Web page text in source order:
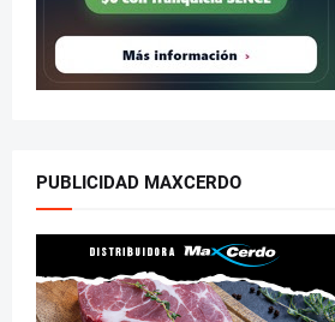
PUBLICIDAD MAXCERDO